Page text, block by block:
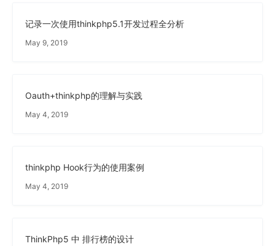
记录一次使用thinkphp5.1开发过程全分析
May 9, 2019
Oauth+thinkphp的理解与实践
May 4, 2019
thinkphp Hook行为的使用案例
May 4, 2019
ThinkPhp5 中 排行榜的设计